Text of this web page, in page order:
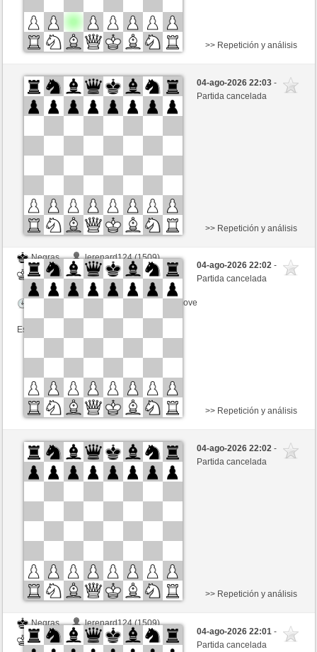
Negras
franz5 (1354)
Blancas
schacho2 (1276)
>> Repetición y análisis
04-ago-2026 22:03-
Partida cancelada
Negras
lerenard124 (1509)
Blancas
schacho2 (1276)
Tiempo: 10 minutes/side + 8 seconds/move
Esta partida es por puntos
>> Repetición y análisis
04-ago-2026 22:02-
Partida cancelada
Negras
lerenard124 (1509)
Blancas
schacho2 (1276)
>> Repetición y análisis
04-ago-2026 22:02-
Partida cancelada
Negras
lerenard124 (1509)
Blancas
schacho2 (1276)
>> Repetición y análisis
04-ago-2026 22:01-
Partida cancelada